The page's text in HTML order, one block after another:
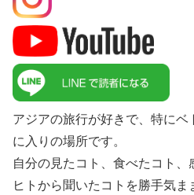
アジアの旅行が好きで、特に
に入りの場所です。
自分の見たコト、食べたコト
ヒトから聞いたコトを勝手気ま